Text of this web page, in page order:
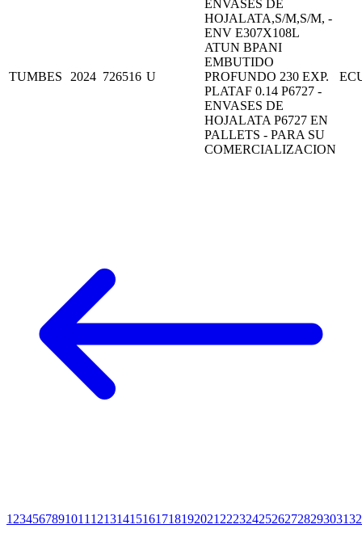
TUMBES 2024 726516 U
ENVASES DE
HOJALATA,S/M,S/M, -
ENV E307X108L
ATUN BPANI
EMBUTIDO
PROFUNDO 230 EXP.
PLATAF 0.14 P6727 -
ENVASES DE
HOJALATA P6727 EN
PALLETS - PARA SU
COMERCIALIZACION
1 234567891011 12131415161718192021 2223242526272829303132